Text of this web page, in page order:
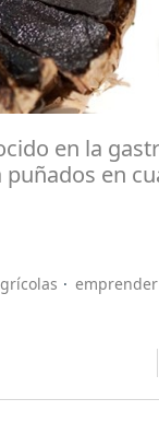
en la
en
emprender